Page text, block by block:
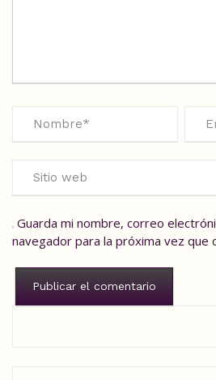
Guarda mi nombre, correo
navegador para la próxima vez que